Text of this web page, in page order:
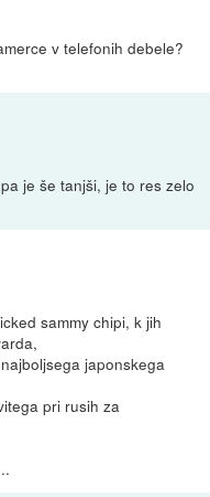
v telefonih debele?
je še tanjši, je to res zelo
sammy chipi, k jih
japonskega
pri rusih za